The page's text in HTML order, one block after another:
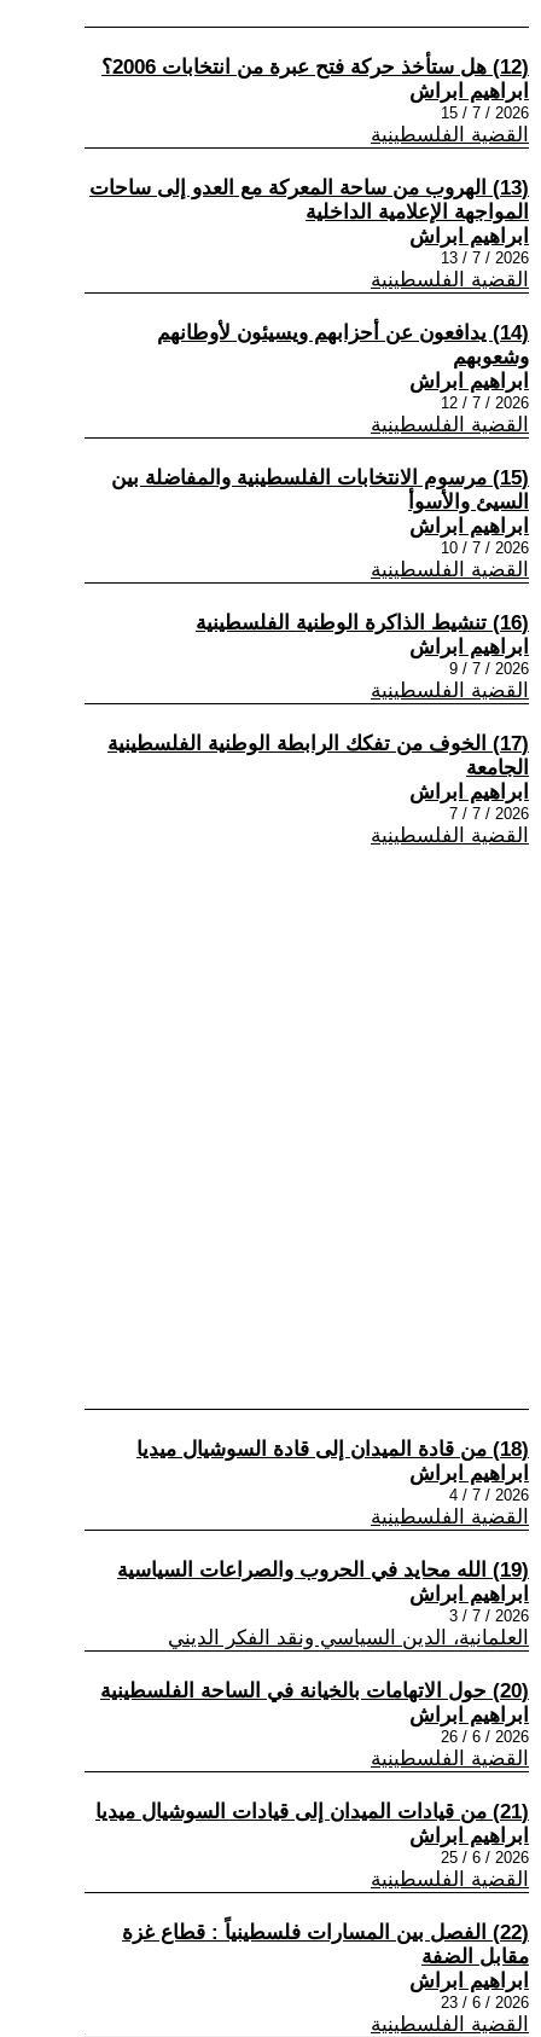
(12) هل ستأخذ حركة فتح عبرة من انتخابات 2006؟
ابراهيم ابراش
2026 / 7 / 15
القضية الفلسطينية
(13) الهروب من ساحة المعركة مع العدو إلى ساحات
المواجهة الإعلامية الداخلية
ابراهيم ابراش
2026 / 7 / 13
القضية الفلسطينية
(14) يدافعون عن أحزابهم ويسيئون لأوطانهم
وشعوبهم
ابراهيم ابراش
2026 / 7 / 12
القضية الفلسطينية
(15) مرسوم الانتخابات الفلسطينية والمفاضلة بين
السيئ والأسوأ
ابراهيم ابراش
2026 / 7 / 10
القضية الفلسطينية
(16) تنشيط الذاكرة الوطنية الفلسطينية
ابراهيم ابراش
2026 / 7 / 9
القضية الفلسطينية
(17) الخوف من تفكك الرابطة الوطنية الفلسطينية
الجامعة
ابراهيم ابراش
2026 / 7 / 7
القضية الفلسطينية
(18) من قادة الميدان إلى قادة السوشيال ميديا
ابراهيم ابراش
2026 / 7 / 4
القضية الفلسطينية
(19) الله محايد في الحروب والصراعات السياسية
ابراهيم ابراش
2026 / 7 / 3
العلمانية، الدين السياسي ونقد الفكر الديني
(20) حول الاتهامات بالخيانة في الساحة الفلسطينية
ابراهيم ابراش
2026 / 6 / 26
القضية الفلسطينية
(21) من قيادات الميدان إلى قيادات السوشيال ميديا
ابراهيم ابراش
2026 / 6 / 25
القضية الفلسطينية
(22) الفصل بين المسارات فلسطينياً : قطاع غزة
مقابل الضفة
ابراهيم ابراش
2026 / 6 / 23
القضية الفلسطينية